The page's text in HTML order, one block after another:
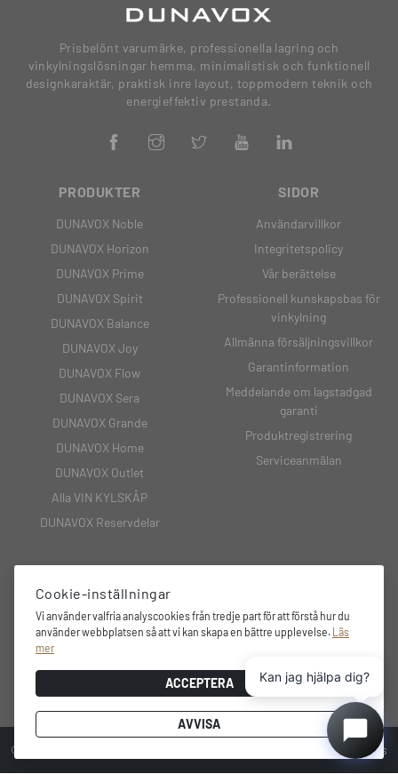
Prisbelönt varumärke, professionella lagring och
vinkylningslösningar hemma, minimalistisk och funktionell
designkaraktär, praktisk inre layout, toppmodern teknik och
energieffektiv prestanda.
PRODUKTER
DUNAVOX Noble
DUNAVOX Horizon
DUNAVOX Prime
DUNAVOX Spirit
DUNAVOX Balance
DUNAVOX Joy
DUNAVOX Flow
DUNAVOX Sera
DUNAVOX Grande
DUNAVOX Home
DUNAVOX Outlet
Alla VIN KYLSKÅP
DUNAVOX Reservdelar
SIDOR
Användarvillkor
Integritetspolicy
Vår berättelse
Professionell kunskapsbas för
vinkylning
Allmänna försäljningsvillkor
Garantinformation
Meddelande om lagstadgad
garanti
Produktregistrering
Serviceanmälan
KONTAKT
Västerlånggatan 35 50335 Borås
info@dunavoxnordic.com
© 2026 Dunavox Highsoft Solutions
Cookie-inställningar
Vi använder valfria analyscookies från tredje part för att förstå hur du
använder webbplatsen så att vi kan skapa en bättre upplevelse.
Läs
mer
ACCEPTERA
AVVISA
Kan jag hjälpa dig?